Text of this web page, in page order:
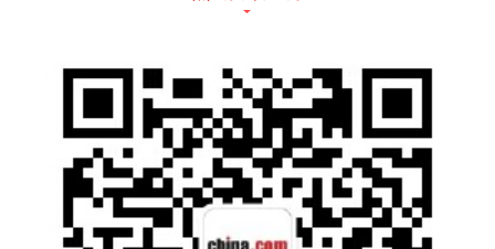
球70多个国家和地区的产业链布局，以及在智
能制造领域的顶尖实力，都将成为飞凡汽车最
强大的背书。
在起步阶段，飞凡汽车将充分整合上汽集团在